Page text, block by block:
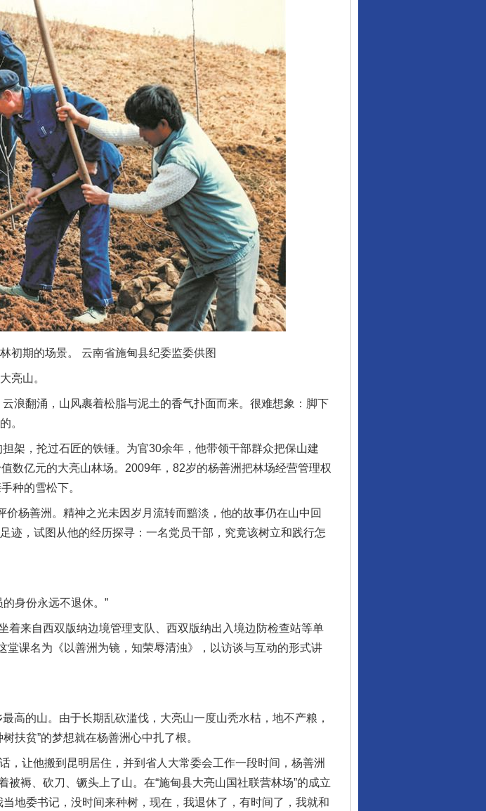
期的场景。 云南省施甸县纪委监委供图
亮山。
翻涌，山风裹着松脂与泥土的香气扑面而来。很难想象：脚下
。
，抡过石匠的铁锤。为官30余年，他带领干部群众把保山建
数亿元的大亮山林场。2009年，82岁的杨善洲把林场经营管理权
种的雪松下。
杨善洲。精神之光未因岁月流转而黯淡，他的故事仍在山中回
迹，试图从他的经历探寻：一名党员干部，究竟该树立和践行怎
身份永远不退休。”
来自西双版纳边境管理支队、西双版纳出入境边防检查站等单
课名为《以善洲为镜，知荣辱清浊》，以访谈与互动的形式讲
的山。由于长期乱砍滥伐，大亮山一度山秃水枯，地不产粮，
扶贫”的梦想就在杨善洲心中扎了根。
让他搬到昆明居住，并到省人大常委会工作一段时间，杨善洲
褥、砍刀、镢头上了山。在“施甸县大亮山国社联营林场”的成立
地委书记，没时间来种树，现在，我退休了，有时间了，我就和